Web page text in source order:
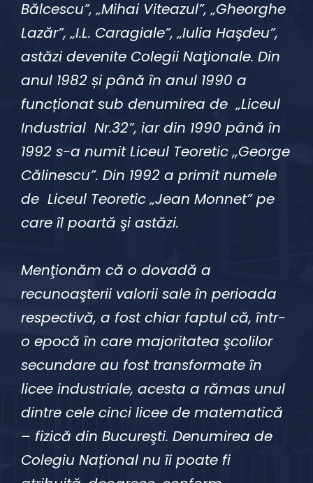
Bălcescu”, „Mihai Viteazul”, „Gheorghe
Lazăr”, „I.L. Caragiale”, „Iulia Haşdeu”,
astăzi devenite Colegii Naţionale. Din
anul 1982 și până în anul 1990 a
funcționat sub denumirea de „Liceul
Industrial Nr.32”, iar din 1990 până în
1992 s-a numit Liceul Teoretic ,,George
Călinescu”. Din 1992 a primit numele
de Liceul Teoretic „Jean Monnet” pe
care îl poartă şi astăzi.
Menţionăm că o dovadă a
recunoaşterii valorii sale în perioada
respectivă, a fost chiar faptul că, într-
o epocă în care majoritatea şcolilor
secundare au fost transformate în
licee industriale, acesta a rămas unul
dintre cele cinci licee de matematică
– fizică din Bucureşti. Denumirea de
Colegiu Național nu îi poate fi